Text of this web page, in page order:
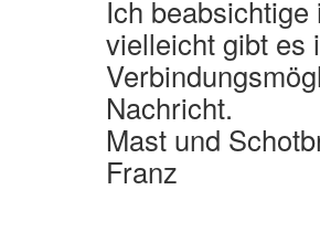
Ich
vielleicht gibt es
Nachricht.
Mast und
Franz